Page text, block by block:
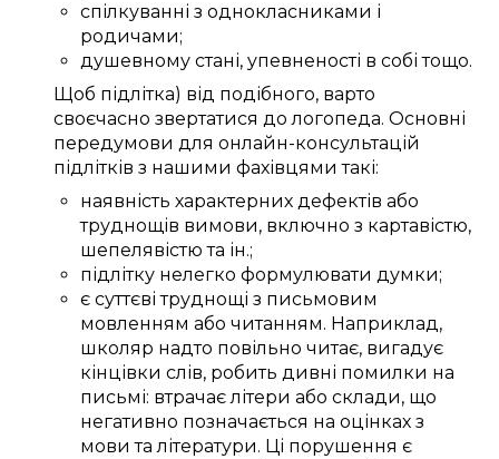
спілкуванні з однокласниками і
родичами;
душевному стані, упевненості в собі тощо.
Щоб підлітка) від подібного, варто
своєчасно звертатися дологопеда. Основні
передумови для онлайн-консультацій
підлітків з нашими фахівцями такі:
наявність характерних дефектів або
труднощів вимови, включно з картавістю,
шепелявістю та ін.;
підлітку нелегко формулювати думки;
є суттєві труднощі з письмовим
мовленням або читанням. Наприклад,
школяр надто повільно читає, вигадує
кінцівки слів, робить дивні помилки на
письмі: втрачаєлітери або склади, що
негативно позначається на оцінках з
мови та літератури. Ці порушення є